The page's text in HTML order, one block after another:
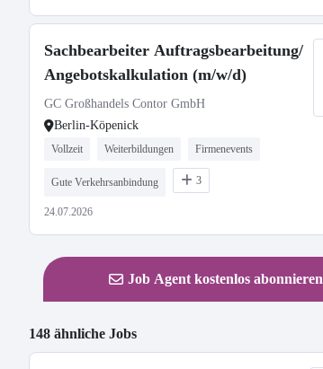
Sachbearbeiter Auftragsbearbeitung/
Angebotskalkulation (m/w/d)
GC Großhandels Contor GmbH
Berlin-Köpenick
Vollzeit Weiterbildungen Firmenevents
Gute Verkehrsanbindung 3
24.07.2026
Job Agent kostenlos abonnieren
148 ähnliche Jobs